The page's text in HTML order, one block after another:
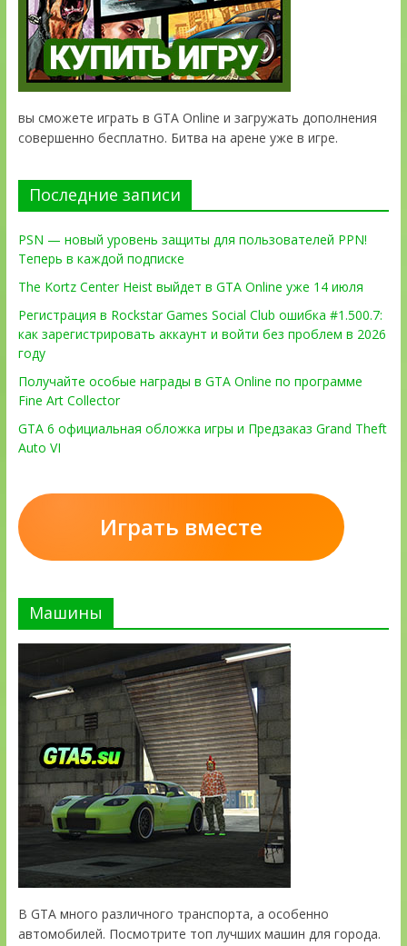
вы сможете играть в GTA Online и загружать дополнения
совершенно бесплатно. Битва на арене уже в игре.
Последние записи
PSN — новый уровень защиты для пользователей PPN!
Теперь в каждой подписке
The Kortz Center Heist выйдет в GTA Online уже 14 июля
Регистрация в Rockstar Games Social Club ошибка #1.500.7:
как зарегистрировать аккаунт и войти без проблем в 2026
году
Получайте особые награды в GTA Online по программе
Fine Art Collector
GTA 6 официальная обложка игры и Предзаказ Grand Theft
Auto VI
Играть вместе
Машины
В GTA много различного транспорта, а особенно
автомобилей. Посмотрите топ лучших машин для города.